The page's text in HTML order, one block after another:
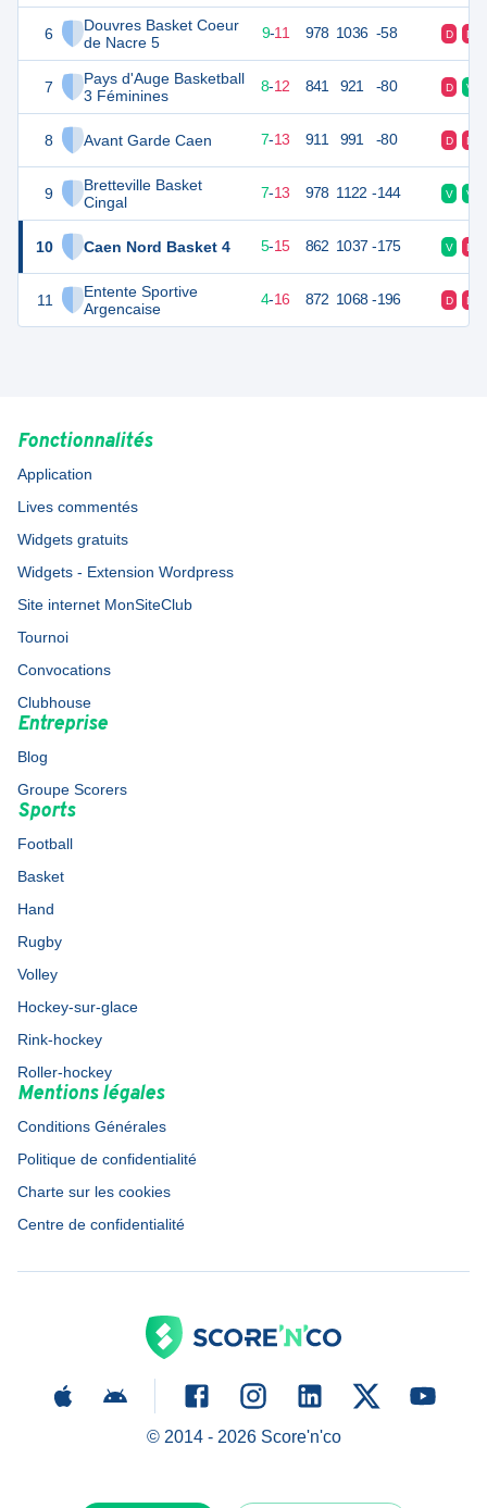
6
Douvres Basket Coeur
de Nacre 5
7
Pays d'Auge Basketball
3 Féminines
8 Avant Garde Caen
9
Bretteville Basket
Cingal
10 Caen Nord Basket 4
11
Entente Sportive
Argencaise
29 20 9-11 978 1036 -58 D D
28 20 8-12 841 921 -80 D V
27 7-13 911 991 -80 D D
27 7-13 978 1122 -144 V V
25 20 5-15 862 1037 -175 V D
24 4-16 872 1068 -196 D D
Fonctionnalités
Application
Lives commentés
Widgets gratuits
Widgets - Extension Wordpress
Site internet MonSiteClub
Tournoi
Convocations
Clubhouse
Entreprise
Blog
Groupe Scorers
Sports
Football
Basket
Hand
Rugby
Volley
Hockey-sur-glace
Rink-hockey
Roller-hockey
Mentions légales
Conditions Générales
Politique de confidentialité
Charte sur les cookies
Centre de confidentialité
© 2014 - 2026Score'n'co